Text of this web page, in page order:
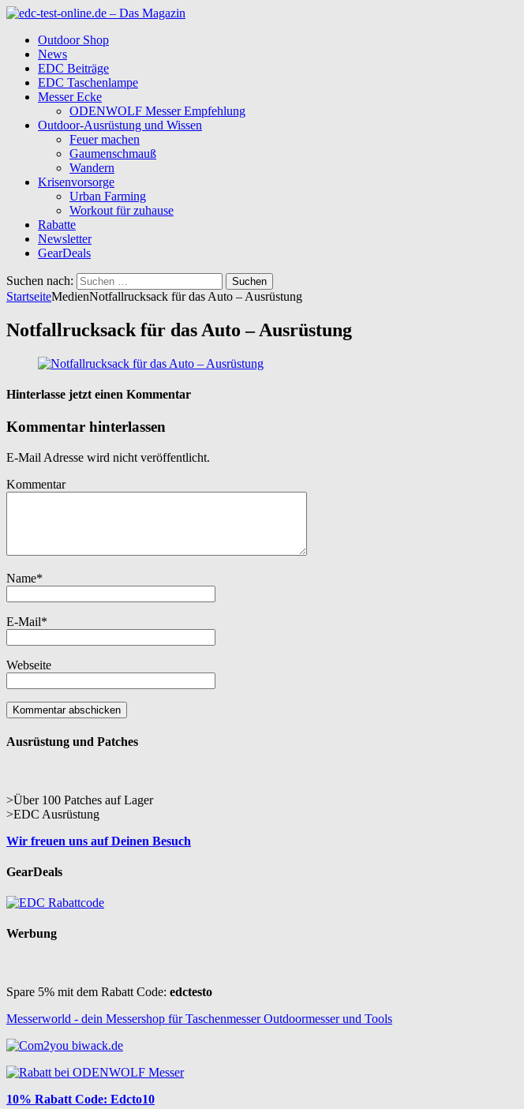
Outdoor Shop
News
EDC Beiträge
EDC Taschenlampe
Messer Ecke
ODENWOLF Messer Empfehlung
Outdoor-Ausrüstung und Wissen
Feuer machen
Gaumenschmauß
Wandern
Krisenvorsorge
Urban Farming
Workout für zuhause
Rabatte
Newsletter
GearDeals
Suchen nach:
StartseiteMedienNotfallrucksack für das Auto – Ausrüstung
Notfallrucksack für das Auto – Ausrüstung
Hinterlasse jetzt einen Kommentar
Kommentar hinterlassen
E-Mail Adresse wird nicht veröffentlicht.
Kommentar
Name*
E-Mail*
Webseite
Ausrüstung und Patches
>Über 100 Patches auf Lager
>EDC Ausrüstung
Wir freuen uns auf Deinen Besuch
GearDeals
Werbung
Spare 5% mit dem Rabatt Code: edctesto
Messerworld - dein Messershop für Taschenmesser Outdoormesser und Tools
10% Rabatt Code: Edcto10